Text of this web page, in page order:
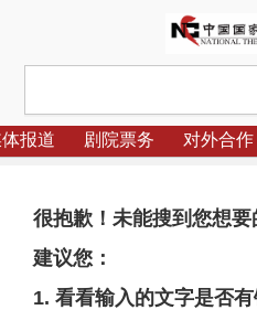
报道 剧院票务 对外合作
很抱歉！未能搜到您想要
建议您：
1. 看看输入的文字是否